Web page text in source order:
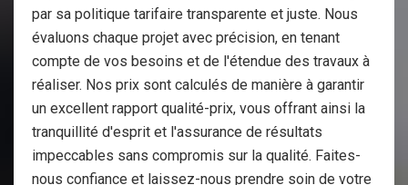
par sa politique tarifaire transparente et juste. Nous
évaluons chaque projet avec précision, en tenant
compte de vos besoins et de l'étendue des travaux à
réaliser. Nos prix sont calculés de manière à garantir
un excellent rapport qualité-prix, vous offrant ainsi la
tranquillité d'esprit et l'assurance de résultats
impeccables sans compromis sur la qualité. Faites-
nous confiance et laissez-nous prendre soin de votre